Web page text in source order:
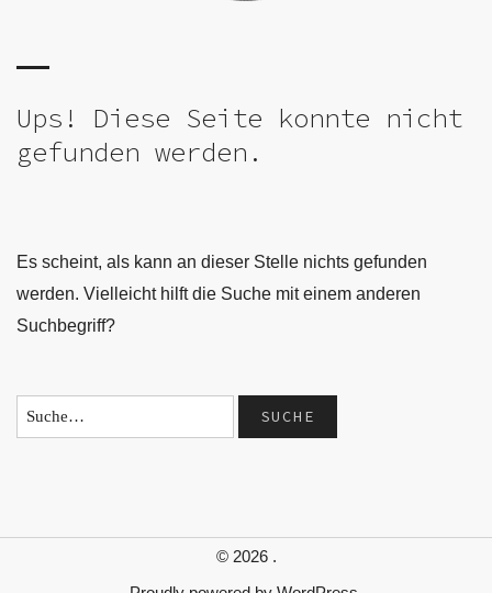
Ups! Diese Seite konnte nicht
gefunden werden.
Es scheint, als kann an dieser Stelle nichts gefunden
werden. Vielleicht hilft die Suche mit einem anderen
Suchbegriff?
© 2026 .